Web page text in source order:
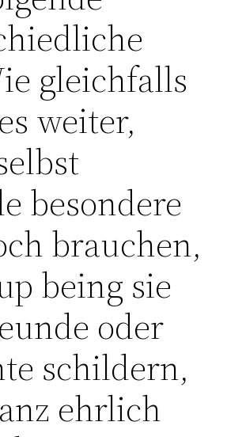
gleichfalls
weiter,
besondere
brauchen,
being sie
oder
schildern,
ehrlich